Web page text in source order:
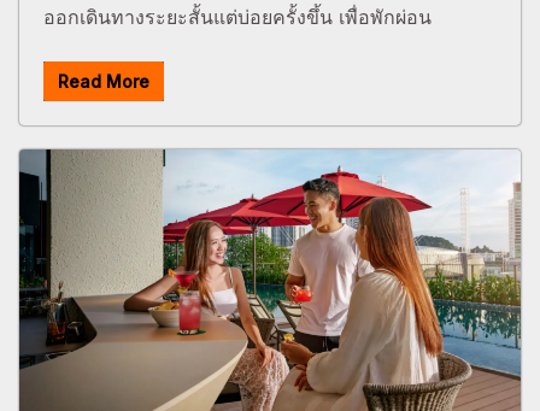
ออกเดินทางระยะสั้นแต่บ่อยครั้งขึ้น เพื่อพักผ่อน
Read More